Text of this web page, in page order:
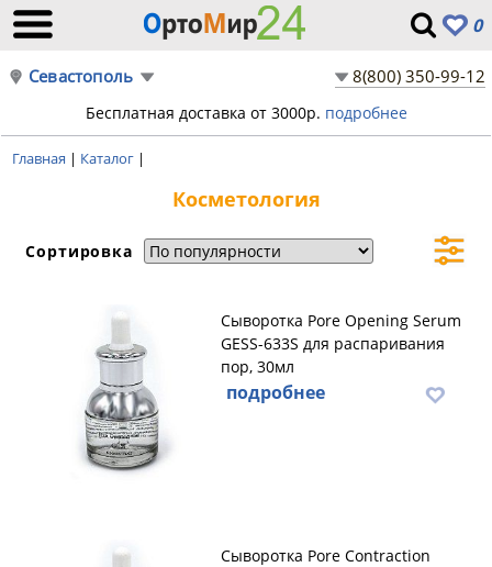
0
Севастополь 8(800) 350-99-12
Бесплатная доставка от 3000р. подробнее
Главная | Каталог |
Косметология
Сортировка
Сыворотка Pore Opening Serum
GESS-633S для распаривания
пор, 30мл
подробнее
Сыворотка Pore Contraction